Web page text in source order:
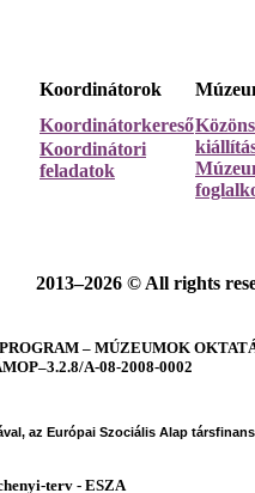
Koordinátorok
Koordinátorkereső
Koordinátori
feladatok
2013–2026 © All rights
– MÚZEUMOK
A-08-2008-0002
az Európai Szociális Alap